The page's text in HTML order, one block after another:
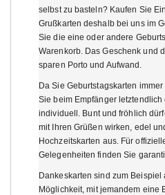
selbst zu basteln? Kaufen Sie
Grußkarten deshalb bei uns im
Sie die eine oder andere
Warenkorb. Das Geschenk und
sparen Porto und Aufwand.
Da Sie Geburtstagskarten
Sie beim Empfänger
individuell. Bunt und fröhlich
mit Ihren Grüßen wirken, edel
Hochzeitskarten aus. Für
Gelegenheiten finden Sie
Dankeskarten sind zum Beispiel
Möglichkeit, mit jemandem eine